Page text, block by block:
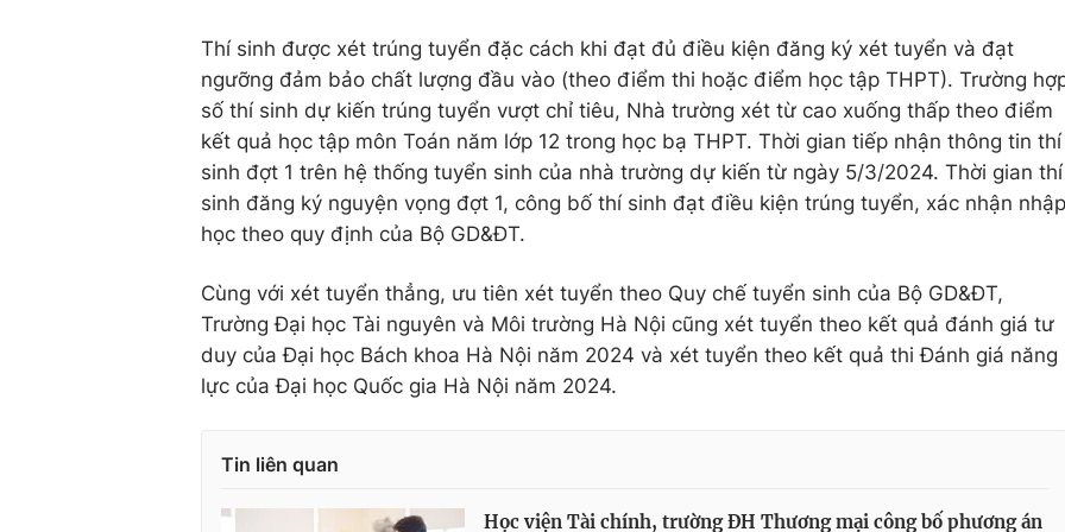
Thí sinh được xét trúng tuyển đặc cách khi đạt đủ điều kiện đăng ký xét tuyển và đạt
ngưỡng đảm bảo chất lượng đầu vào (theo điểm thi hoặc điểm học tập THPT). Trường
số thí sinh dự kiến trúng tuyển vượt chỉ tiêu, Nhà trường xét từ cao xuống thấp theo điểm
kết quả học tập môn Toán năm lớp 12 trong học bạ THPT. Thời gian tiếp nhận thông tin thí
sinh đợt 1 trên hệ thống tuyển sinh của nhà trường dự kiến từ ngày 5/3/2024. Thời gian thí
sinh đăng ký nguyện vọng đợt 1, công bố thí sinh đạt điều kiện trúng tuyển, xác nhận nhập
học theo quy định của Bộ GD&ĐT.
Cùng với xét tuyển thẳng, ưu tiên xét tuyển theo Quy chế tuyển sinh của Bộ GD&ĐT,
Trường Đại học Tài nguyên và Môi trường Hà Nội cũng xét tuyển theo kết quả đánh giá tư
duy của Đại học Bách khoa Hà Nội năm 2024 và xét tuyển theo kết quả thi Đánh giá năng
lực của Đại học Quốc gia Hà Nội năm 2024.
Tin liên quan
Học viện Tài chính, trường ĐH Thương mại công bố phương án